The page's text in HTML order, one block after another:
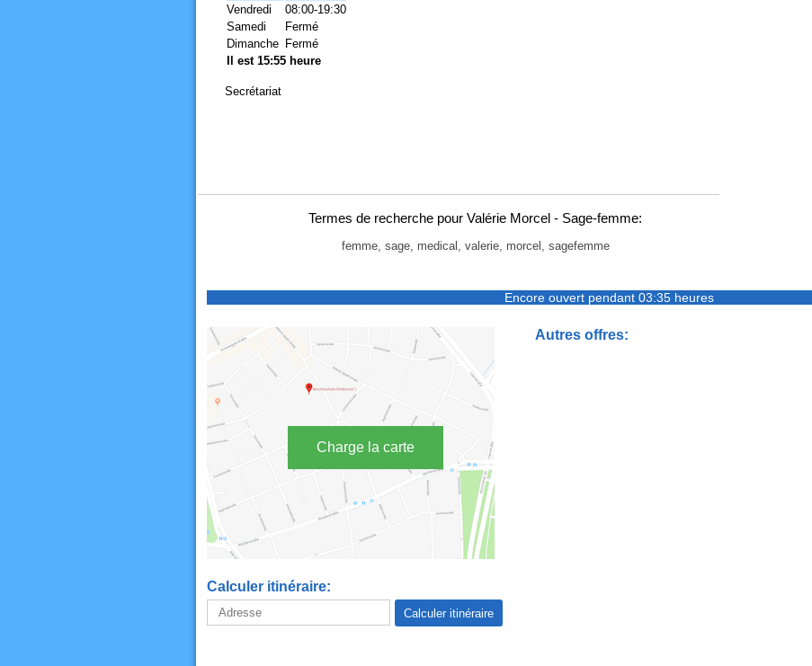
Vendredi
08:00-19:30
Samedi
Fermé
Dimanche
Fermé
Il est 15:55 heure
Secrétariat
Termes de recherche pour Valérie Morcel - Sage-femme:
femme, sage, medical, valerie, morcel, sagefemme
Encore ouvert pendant 03:35 heures
Charge la carte
Calculer itinéraire:
Autres offres: